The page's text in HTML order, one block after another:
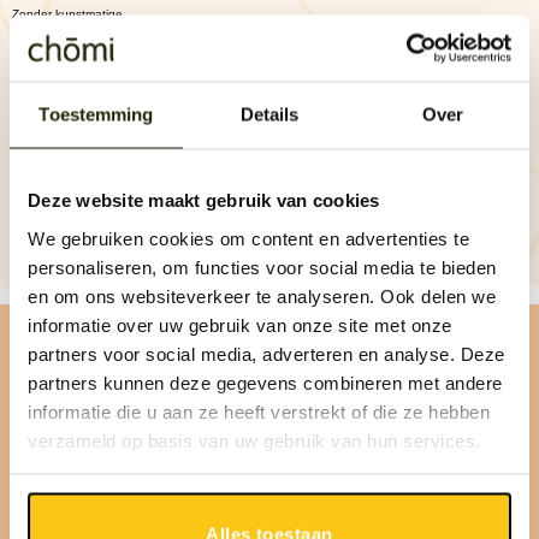
Toestemming Details Over
Deze website maakt gebruik van cookies
We gebruiken cookies om content en advertenties te
personaliseren, om functies voor social media te bieden
en om ons websiteverkeer te analyseren. Ook delen we
informatie over uw gebruik van onze site met onze
partners voor social media, adverteren en analyse. Deze
partners kunnen deze gegevens combineren met andere
informatie die u aan ze heeft verstrekt of die ze hebben
verzameld op basis van uw gebruik van hun services.
Alles toestaan
Zonder kunstmatige
smaakstoffen
standaarden
Scoor nu 10%
korting